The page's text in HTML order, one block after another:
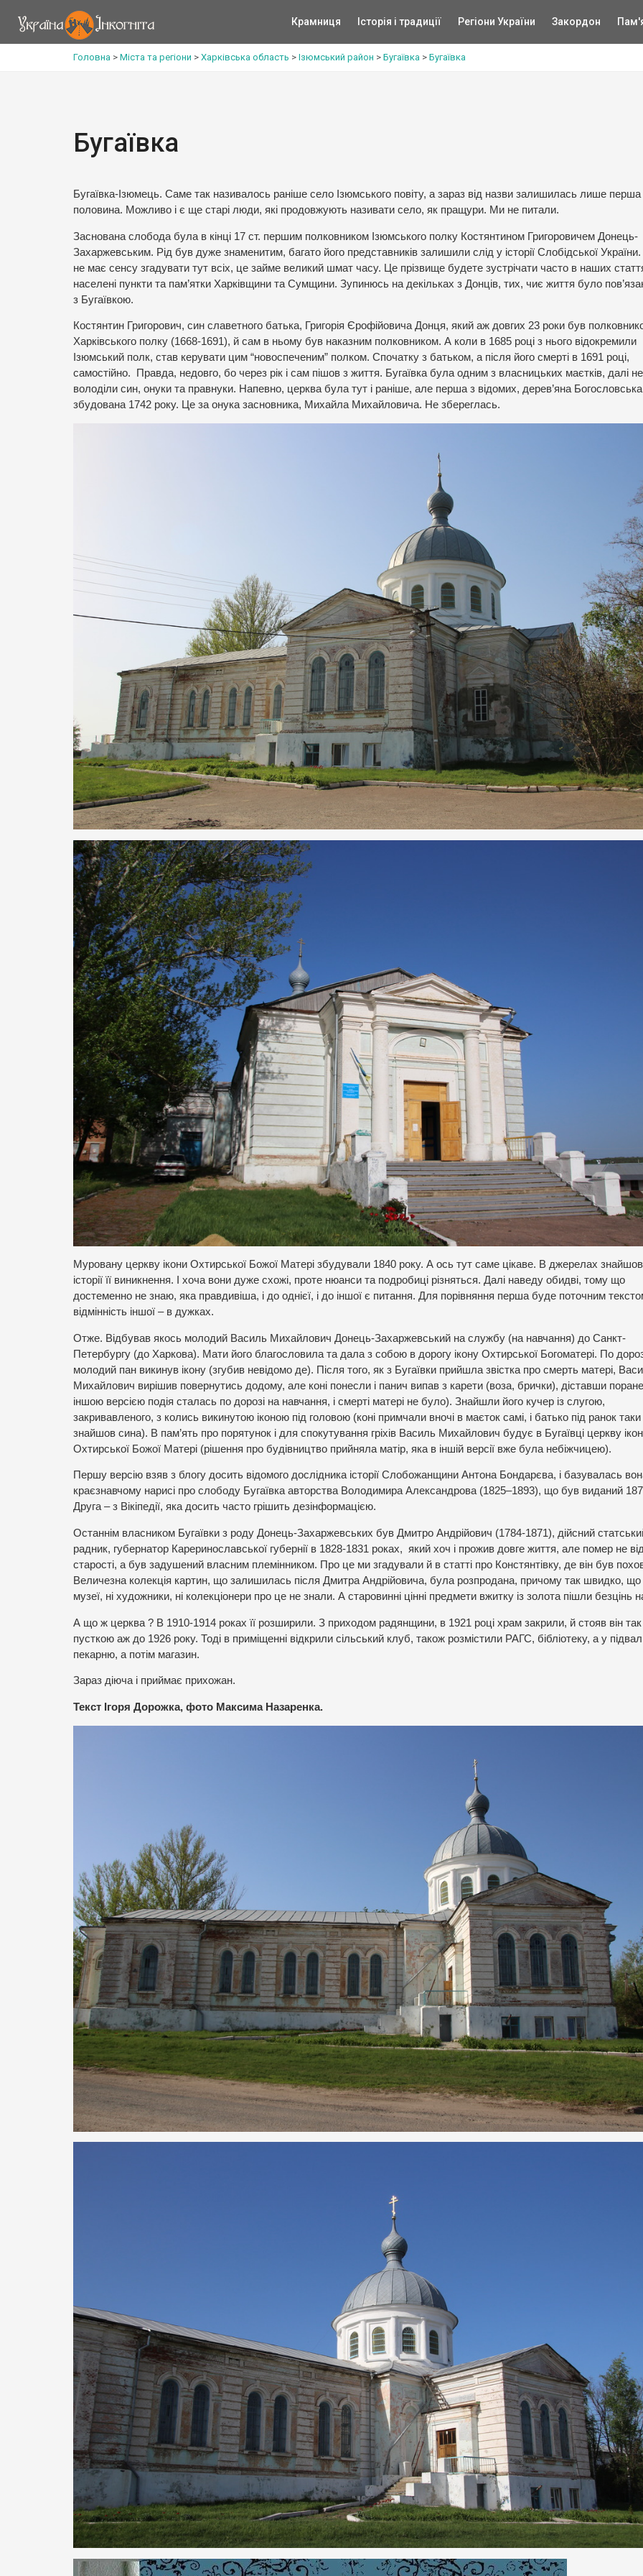
Крамниця Історія і традиції Регіони України Закордон
Головна > Міста та регіони > Харківська область > Ізюмський район > Бугаївка > Бугаївка
Бугаївка
Бугаївка-Ізюмець. Саме так називалось раніше село Ізюмського повіту, а зараз від назви залишилась лише перша
половина. Можливо і є ще старі люди, які продовжують називати село, як пращури. Ми не питали.
Заснована слобода була в кінці 17 ст. першим полковником Ізюмського полку Костянтином Григоровичем Донець-
Захаржевським. Рід був дуже знаменитим, багато його представників залишили слід у історії Слобідської
не має сенсу згадувати тут всіх, це займе великий шмат часу. Це прізвище будете зустрічати часто в наших
населені пункти та пам’ятки Харківщини та Сумщини. Зупинюсь на декільках з Донців, тих, чиє життя було
з Бугаївкою.
Костянтин Григорович, син славетного батька, Григорія Єрофійовича Донця, який аж довгих 23 роки був
Харківського полку (1668-1691), й сам в ньому був наказним полковником. А коли в 1685 році з нього відокремили
Ізюмський полк, став керувати цим “новоспеченим” полком. Спочатку з батьком, а після його смерті в 1691 році,
самостійно. Правда, недовго, бо через рік і сам пішов з життя. Бугаївка була одним з власницьких маєтків, далі
володіли син, онуки та правнуки. Напевно, церква була тут і раніше, але перша з відомих, дерев’яна
збудована 1742 року. Це за онука засновника, Михайла Михайловича. Не збереглась.
Муровану церкву ікони Охтирської Божої Матері збудували 1840 року. А ось тут саме цікаве. В джерелах знайшов
історії її виникнення. І хоча вони дуже схожі, проте нюанси та подробиці різняться. Далі наведу обидві, тому що
достеменно не знаю, яка правдивіша, і до однієї, і до іншої є питання. Для порівняння перша буде поточним
відмінність іншої – в дужках.
Отже. Відбував якось молодий Василь Михайлович Донець-Захаржевський на службу (на навчання) до Санкт-
Петербургу (до Харкова). Мати його благословила та дала з собою в дорогу ікону Охтирської Богоматері. По
молодий пан викинув ікону (згубив невідомо де). Після того, як з Бугаївки прийшла звістка про смерть матері,
Михайлович вирішив повернутись додому, але коні понесли і панич випав з карети (воза, брички), діставши
іншою версією подія сталась по дорозі на навчання, і смерті матері не було). Знайшли його кучер із слугою,
закривавленого, з колись викинутою іконою під головою (коні примчали вночі в маєток самі, і батько під ранок таки
знайшов сина). В пам’ять про порятунок і для спокутування гріхів Василь Михайлович будує в Бугаївці церкву
Охтирської Божої Матері (рішення про будівництво прийняла матір, яка в іншій версії вже була небіжчицею).
Першу версію взяв з блогу досить відомого дослідника історії Слобожанщини Антона Бондарєва, і базувалась
краєзнавчому нарисі про слободу Бугаївка авторства Володимира Александрова (1825–1893), що був виданий
Друга – з Вікіпедії, яка досить часто грішить дезінформацією.
Останнім власником Бугаївки з роду Донець-Захаржевських був Дмитро Андрійович (1784-1871), дійсний
радник, губернатор Кареринославської губернії в 1828-1831 роках, який хоч і прожив довге життя, але помер не
старості, а був задушений власним племінником. Про це ми згадували й в статті про Констянтівку, де він був
Величезна колекція картин, що залишилась після Дмитра Андрійовича, була розпродана, причому так швидко, що
музеї, ні художники, ні колекціонери про це не знали. А старовинні цінні предмети вжитку із золота пішли безцінь
А що ж церква ? В 1910-1914 роках її розширили. З приходом радянщини, в 1921 році храм закрили, й стояв він так
пусткою аж до 1926 року. Тоді в приміщенні відкрили сільський клуб, також розмістили РАГС, бібліотеку, а у
пекарню, а потім магазин.
Зараз діюча і приймає прихожан.
Текст Ігоря Дорожка, фото Максима Назаренка.